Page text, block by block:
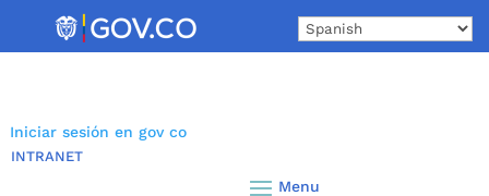
Iniciar sesión en gov co
INTRANET